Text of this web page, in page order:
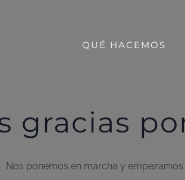
QUÉ HACEMOS
gracias
Nos ponemos en marcha y empezamos